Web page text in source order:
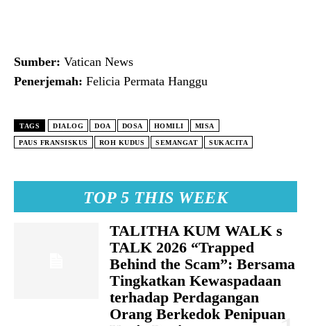
TOP 5 THIS WEEK
TALITHA KUM WALK s
TALK 2026 “Trapped
Behind the Scam”: Bersama
Tingkatkan Kewaspadaan
terhadap Perdagangan
Orang Berkedok Penipuan
Sumber: Vatican News
Penerjemah: Felicia Permata Hanggu
TAGS DIALOG DOA DOSA HOMILI MISA
PAUS FRANSISKUS ROH KUDUS SEMANGAT SUKACITA